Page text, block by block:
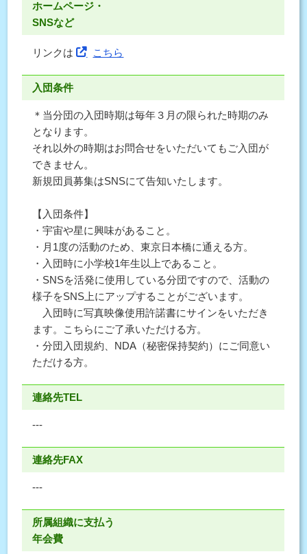
ホームページ・
SNSなど
リンクは こちら
入団条件
＊当分団の入団時期は毎年３月の限られた時期のみ
となります。
それ以外の時期はお問合せをいただいてもご入団が
できません。
新規団員募集はSNSにて告知いたします。
【入団条件】
・宇宙や星に興味があること。
・月1度の活動のため、東京日本橋に通える方。
・入団時に小学校1年生以上であること。
・SNSを活発に使用している分団ですので、活動の
様子をSNS上にアップすることがございます。
入団時に写真映像使用許諾書にサインをいただき
ます。こちらにご了承いただける方。
・分団入団規約、NDA（秘密保持契約）にご同意い
ただける方。
連絡先TEL
---
連絡先FAX
---
所属組織に支払う
年会費